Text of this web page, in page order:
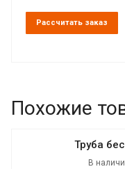
Рассчитать заказ
Похожие
Труба
В